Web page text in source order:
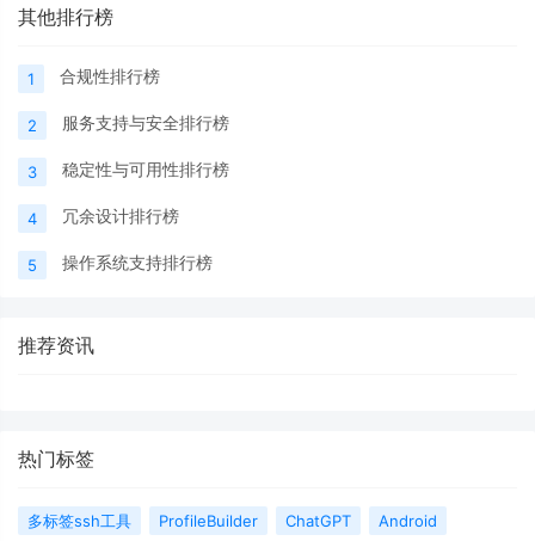
其他排行榜
1 合规性排行榜
2 服务支持与安全排行榜
3 稳定性与可用性排行榜
4 冗余设计排行榜
5 操作系统支持排行榜
推荐资讯
热门标签
多标签ssh工具 ProfileBuilder ChatGPT Android